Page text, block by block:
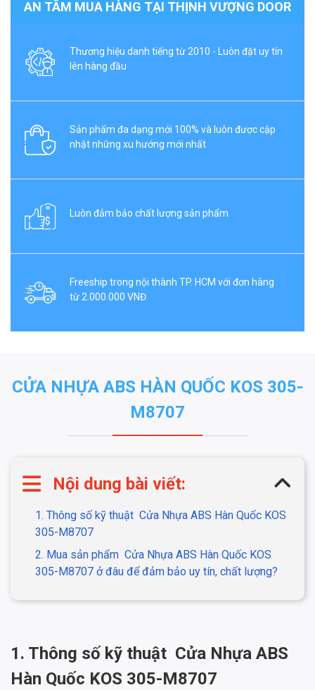
AN TÂM MUA HÀNG TẠI THỊNH VƯỢNG DOOR
Thương hiệu danh tiếng từ 2010 - Luôn đặt uy tín
lên hàng đầu
Sản phẩm đa dạng mới 100% và luôn được cập
nhật những xu hướng mới nhất
Luôn đảm bảo chất lượng sản phẩm
Freeship trong nội thành TP. HCM với đơn hàng
từ 2.000.000 VNĐ
CỬA NHỰA ABS HÀN QUỐC KOS 305-
M8707
Nội dung bài viết:
1. Thông số kỹ thuật Cửa Nhựa ABS Hàn Quốc KOS
305-M8707
2. Mua sản phẩm Cửa Nhựa ABS Hàn Quốc KOS
305-M8707 ở đâu để đảm bảo uy tín, chất lượng?
1. Thông số kỹ thuật Cửa Nhựa ABS
Hàn Quốc KOS 305-M8707